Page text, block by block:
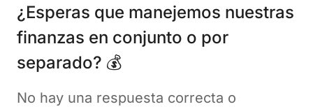
¿Esperas que manejemos nuestras
finanzas en conjunto o por
separado? 💰
No hay una respuesta correcta o